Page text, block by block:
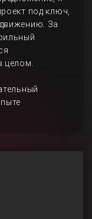
под ключ,
За
целом.